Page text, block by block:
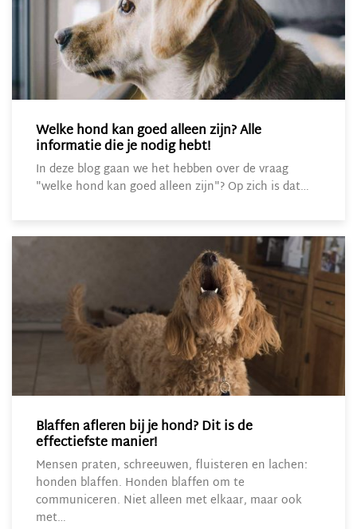
Welke hond kan goed alleen zijn? Alle
informatie die je nodig hebt!
In deze blog gaan we het hebben over de vraag
"welke hond kan goed alleen zijn"? Op zich is dat…
Blaffen afleren bij je hond? Dit is de
effectiefste manier!
Mensen praten, schreeuwen, fluisteren en lachen:
honden blaffen. Honden blaffen om te
communiceren. Niet alleen met elkaar, maar ook
met…